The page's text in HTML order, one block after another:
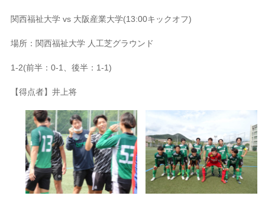
関西福祉大学 vs 大阪産業大学(13:00キックオフ)
場所：関西福祉大学 人工芝グラウンド
1-2(前半：0-1、後半：1-1)
【得点者】井上将